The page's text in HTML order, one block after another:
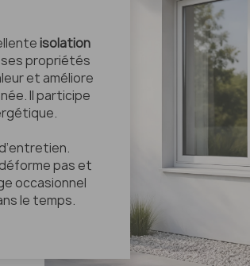
isolation
propriétés
et améliore
Il participe
pas et
occasionnel
le temps.